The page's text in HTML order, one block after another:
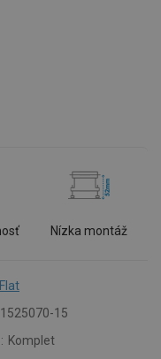
Nízka montáž
Flat
1525070-15
Komplet